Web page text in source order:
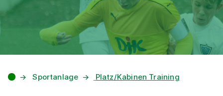
Sportanlage Platz/Kabinen Training